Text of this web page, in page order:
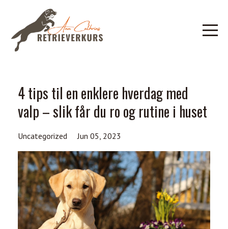
4 tips til en enklere hverdag med
valp – slik får du ro og rutine i huset
Uncategorized Jun 05, 2023